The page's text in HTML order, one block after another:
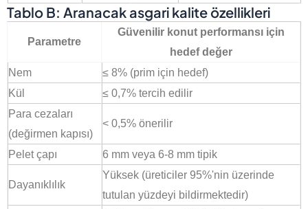
Tablo B: Aranacak asgari kalite özellikleri
Parametre
Güvenilir konut performansı için
hedef değer
Nem
≤ 8% (prim için hedef)
Kül
≤ 0,7% tercih edilir
Para cezaları
(değirmen kapısı)
< 0,5% önerilir
Pelet çapı 6 mm veya 6-8 mm tipik
Dayanıklılık
Yüksek (üreticiler 95%'nin üzerinde
tutulan yüzdeyi bildirmektedir)